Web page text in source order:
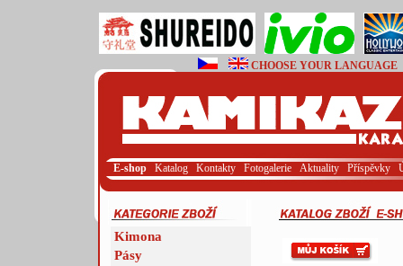
CHOOSE YOUR LANGUAGE
E-shop Katalog Kontakty Fotogalerie Aktuality Příspěvky
Kimona
Pásy